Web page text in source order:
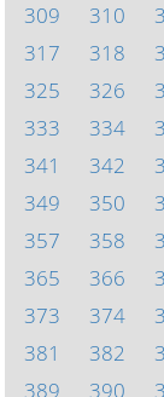
309
310
317
318
325
326
333
334
341
342
349
350
357
358
365
366
373
374
381
382
389
390